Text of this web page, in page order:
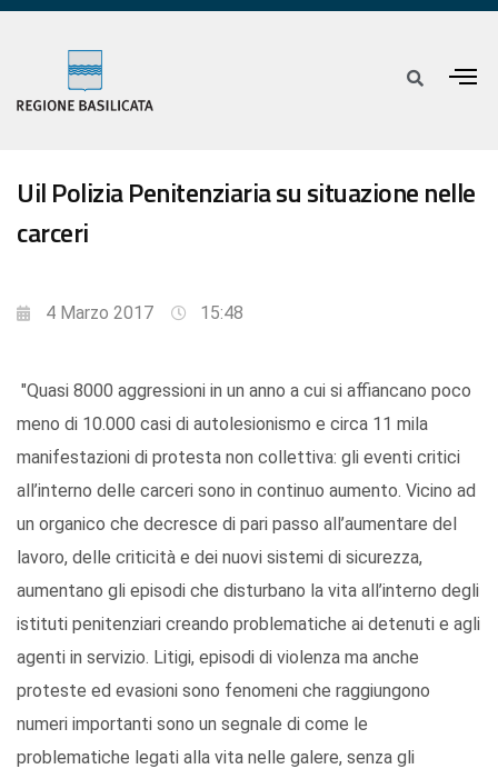
Uil Polizia Penitenziaria su situazione nelle
carceri
4 Marzo 2017 15:48
"Quasi 8000 aggressioni in un anno a cui si affiancano poco
meno di 10.000 casi di autolesionismo e circa 11 mila
manifestazioni di protesta non collettiva: gli eventi critici
all’interno delle carceri sono in continuo aumento. Vicino ad
un organico che decresce di pari passo all’aumentare del
lavoro, delle criticità e dei nuovi sistemi di sicurezza,
aumentano gli episodi che disturbano la vita all’interno degli
istituti penitenziari creando problematiche ai detenuti e agli
agenti in servizio. Litigi, episodi di violenza ma anche
proteste ed evasioni sono fenomeni che raggiungono
numeri importanti sono un segnale di come le
problematiche legati alla vita nelle galere, senza gli